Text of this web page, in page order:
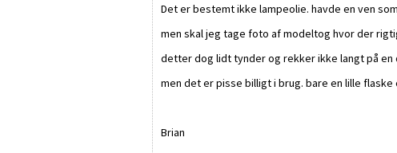
Det er bestemt ikke lampeolie. havde en ven
men skal jeg tage foto af modeltog hvor der
detter dog lidt tynder og rekker ikke langt på
men det er pisse billigt i brug. bare en lille
Brian